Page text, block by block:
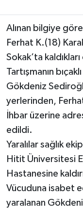
Alınan bilgiye
Ferhat K.(18)
Sokak’ta
Tartışmanın
Gökdeniz
yerlerinden,
İhbar üzerine
edildi.
Yaralılar sağlık
Hitit Üniversitesi
Hastanesine
Vücuduna isabet
yaralanan
Osmancık
Sungurlu
Uğurludağ
Sağlık